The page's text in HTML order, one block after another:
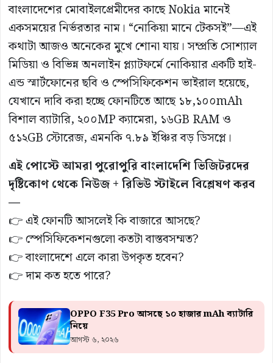
বাংলাদেশের মোবাইলপ্রেমীদের কাছেNokiaমানেই
একসময়ের নির্ভরতার নাম। “নোকিয়া মানে টেকসই”—এই
কথাটা আজও অনেকের মুখে শোনা যায়। সম্প্রতি সোশ্যাল
মিডিয়া ও বিভিন্ন অনলাইন প্ল্যাটফর্মে নোকিয়ার একটি হাই-
এন্ড স্মার্টফোনের ছবি ও স্পেসিফিকেশন ভাইরাল হয়েছে,
যেখানে দাবি করা হচ্ছে ফোনটিতে আছে ১৮,১০০mAh
বিশাল ব্যাটারি, ২০০MP ক্যামেরা, ১৬GB RAM ও
৫১২GB স্টোরেজ, এমনকি ৭.৮৯ ইঞ্চির বড় ডিসপ্লে।
এই পোস্টে আমরা পুরোপুরি বাংলাদেশি ভিজিটরদের
দৃষ্টিকোণ থেকে নিউজ + রিভিউ স্টাইলে বিশ্লেষণ করব
—
👉 এই ফোনটি আসলেই কি বাজারে আসছে?
👉 স্পেসিফিকেশনগুলো কতটা বাস্তবসম্মত?
👉 বাংলাদেশে এলে কারা উপকৃত হবেন?
👉 দাম কত হতে পারে?
OPPO F35 Pro আসছে ১০ হাজার mAh ব্যাটারি
নিয়ে
আগস্ট ৬, ২০২৬